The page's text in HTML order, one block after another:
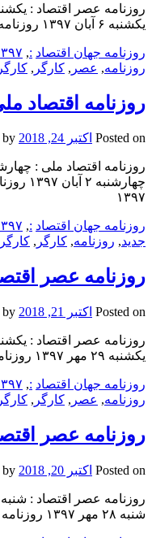
یکشنبه‌ ۶ آبان ۱۳۹۷ روزنامه عصر اقتصاد : یکشنبه‌ ۶ آبان ۱۳۹۷
روزنامه جهان اقتصاد :
,
روزنامه, عصر , کارگر ,
روزنامه اقتصاد ملی :
Posted on اکتبر 24, 2018
۱۳۹۷
روزنامه جهان اقتصاد :
,
جدید, روزنامه, کارگر ,
روزنامه عصر اقتصاد :
Posted on اکتبر 21, 2018
یکشنبه‌ ۲۹ مهر ۱۳۹۷ روزنامه عصر اقتصاد : یکشنبه‌ ۲۹ مهر ۱۳۹۷
روزنامه جهان اقتصاد :
,
روزنامه, عصر , کارگر ,
روزنامه عصر اقتصاد :
Posted on اکتبر 20, 2018
شنبه ۲۸ مهر ۱۳۹۷ روزنامه عصر اقتصاد : شنبه ۲۸ مهر ۱۳۹۷